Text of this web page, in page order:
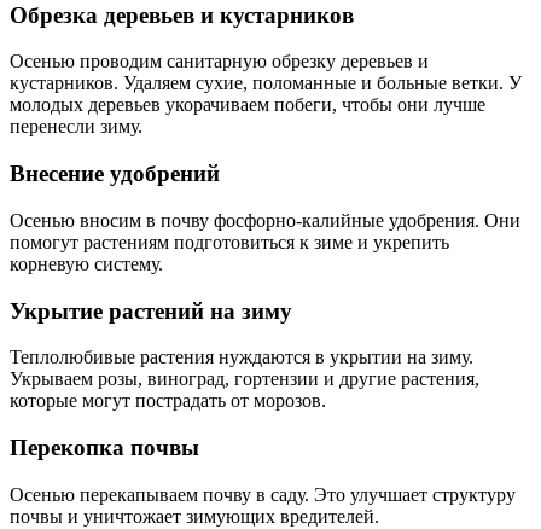
Обрезка деревьев и кустарников
Осенью проводим санитарную обрезку деревьев и
кустарников. Удаляем сухие, поломанные и больные ветки. У
молодых деревьев укорачиваем побеги, чтобы они лучше
перенесли зиму.
Внесение удобрений
Осенью вносим в почву фосфорно-калийные удобрения. Они
помогут растениям подготовиться к зиме и укрепить
корневую систему.
Укрытие растений на зиму
Теплолюбивые растения нуждаются в укрытии на зиму.
Укрываем розы, виноград, гортензии и другие растения,
которые могут пострадать от морозов.
Перекопка почвы
Осенью перекапываем почву в саду. Это улучшает структуру
почвы и уничтожает зимующих вредителей.